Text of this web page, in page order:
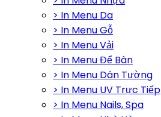
> In Menu Da
> In Menu Gỗ
> In Menu Vải
> In Menu Để Bàn
> In Menu Dán Tường
> In Menu UV Trực Tiếp
> In Menu Nails, Spa